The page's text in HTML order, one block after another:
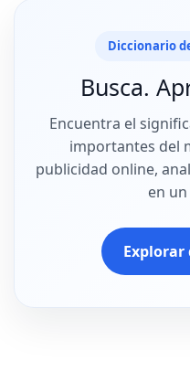
Diccionario
Busca.
Encuentra el
importantes del
publicidad online,
en